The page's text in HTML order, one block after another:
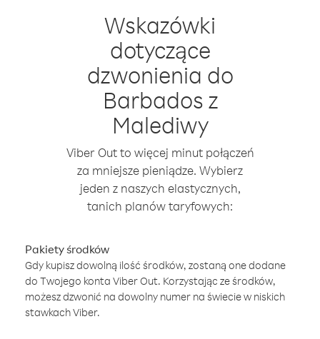
Wskazówki
dotyczące
dzwonienia do
Barbados z
Malediwy
Viber Out to więcej minut połączeń
za mniejsze pieniądze. Wybierz
jeden z naszych elastycznych,
tanich planów taryfowych:
Pakiety środków
Gdy kupisz dowolną ilość środków, zostaną one dodane
do Twojego konta Viber Out. Korzystając ze środków,
możesz dzwonić na dowolny numer na świecie w niskich
stawkach Viber.